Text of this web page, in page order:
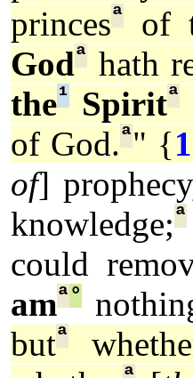
princesª of
Godª hath
the¹ Spiritª
of God.ª" {
of]
knowledge;ª
could
amª°
butª